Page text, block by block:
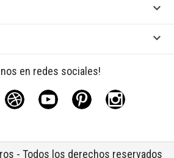


en redes sociales!
Rss YouTubePinterestInstagram
- Todos los derechos reservados